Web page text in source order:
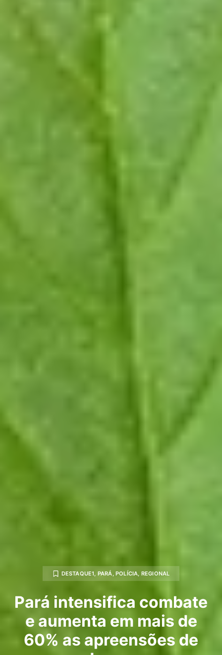
DESTAQUE1, PARÁ, POLÍCIA, REGIONAL
Pará intensifica combate
e aumenta em mais de
60% as apreensões de